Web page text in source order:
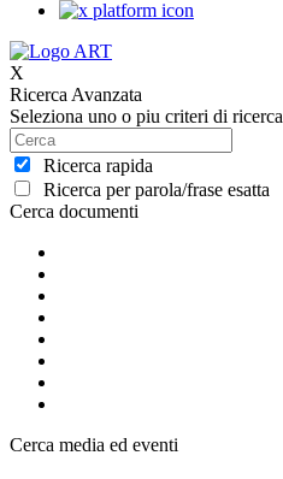
X
Ricerca Avanzata
Seleziona uno o piu criteri di ricerca
Ricerca rapida
Ricerca per parola/frase esatta
Cerca documenti
Cerca media ed eventi